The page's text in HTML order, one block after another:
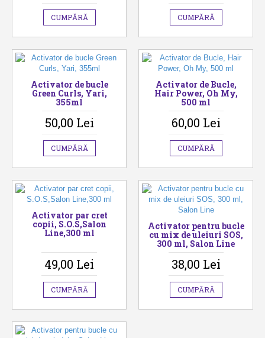
CUMPĂRĂ CUMPĂRĂ
Activator de bucle
Green Curls, Yari,
355ml
50,00 Lei
CUMPĂRĂ
Activator de Bucle,
Hair Power, Oh My,
500 ml
60,00 Lei
CUMPĂRĂ
Activator par cret
copii, S.O.S,Salon
Line,300 ml
49,00 Lei
CUMPĂRĂ
Activator pentru bucle
cu mix de uleiuri SOS,
300 ml, Salon Line
38,00 Lei
CUMPĂRĂ